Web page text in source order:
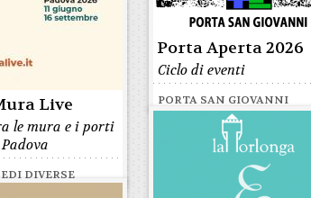
Live
le mura e i porti
DIVERSE
Porta Aperta 2026
Ciclo di eventi
PORTA SAN GIOVANNI